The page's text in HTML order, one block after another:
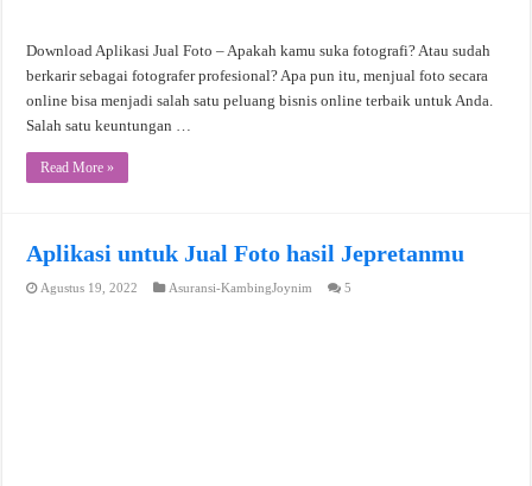
Download Aplikasi Jual Foto – Apakah kamu suka fotografi? Atau sudah
berkarir sebagai fotografer profesional? Apa pun itu, menjual foto secara
online bisa menjadi salah satu peluang bisnis online terbaik untuk Anda.
Salah satu keuntungan …
Read More »
Aplikasi untuk Jual Foto hasil Jepretanmu
Agustus 19, 2022 Asuransi-KambingJoynim 5